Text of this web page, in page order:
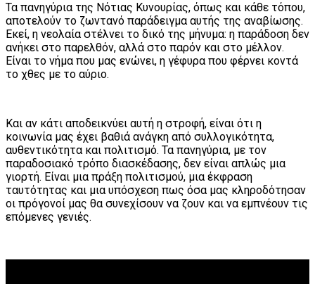
Τα πανηγύρια της Νότιας Κυνουρίας, όπως και κάθε τόπου,
αποτελούν το ζωντανό παράδειγμα αυτής της αναβίωσης.
Εκεί, η νεολαία στέλνει το δικό της μήνυμα: η παράδοση δεν
ανήκει στο παρελθόν, αλλά στο παρόν και στο μέλλον.
Είναι το νήμα που μας ενώνει, η γέφυρα που φέρνει κοντά
το χθες με το αύριο.
Και αν κάτι αποδεικνύει αυτή η στροφή, είναι ότι η
κοινωνία μας έχει βαθιά ανάγκη από συλλογικότητα,
αυθεντικότητα και πολιτισμό. Τα πανηγύρια, με τον
παραδοσιακό τρόπο διασκέδασης, δεν είναι απλώς μια
γιορτή. Είναι μια πράξη πολιτισμού, μια έκφραση
ταυτότητας και μια υπόσχεση πως όσα μας κληροδότησαν
οι πρόγονοί μας θα συνεχίσουν να ζουν και να εμπνέουν τις
επόμενες γενιές.